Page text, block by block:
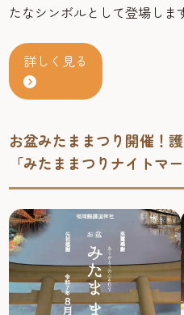
たなシンボルとして登場しま
詳しく見る
お盆みたままつり開催！
「みたままつりナイトマ